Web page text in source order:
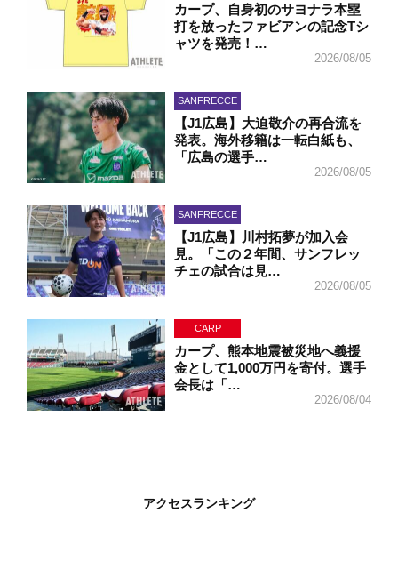
カープ、自身初のサヨナラ本塁
打を放ったファビアンの記念Tシ
ャツを発売！…
2026/08/05
SANFRECCE
【J1広島】大迫敬介の再合流を
発表。海外移籍は一転白紙も、
「広島の選手…
2026/08/05
SANFRECCE
【J1広島】川村拓夢が加入会
見。「この２年間、サンフレッ
チェの試合は見…
2026/08/05
CARP
カープ、熊本地震被災地へ義援
金として1,000万円を寄付。選手
会長は「…
2026/08/04
アクセスランキング